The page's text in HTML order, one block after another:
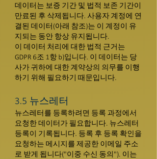
데이터는 보증 기간 및 법적 보존 기간이
만료된 후 삭제됩니다. 사용자 계정에 연
결된 데이터(아래 참조)는 이 계정이 유
지되는 동안 항상 유지됩니다.
이 데이터 처리에 대한 법적 근거는
GDPR 6조 1항 b)입니다. 이 데이터는 당
사가 귀하에 대한 계약상의 의무를 이행
하기 위해 필요하기 때문입니다.
3.5 뉴스레터
뉴스레터를 등록하려면 등록 과정에서
요청한 데이터가 필요합니다. 뉴스레터
등록이 기록됩니다. 등록 후 등록 확인을
요청하는 메시지를 제공한 이메일 주소
로 받게 됩니다("이중 수신 동의"). 이는